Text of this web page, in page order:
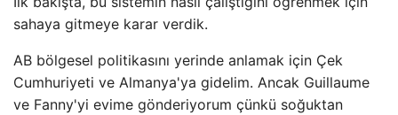
sahaya gitmeye karar verdik.
AB bölgesel politikasını yerinde anlamak için Çek
Cumhuriyeti ve Almanya'ya gidelim. Ancak Guillaume
ve Fanny'yi evime gönderiyorum çünkü soğuktan